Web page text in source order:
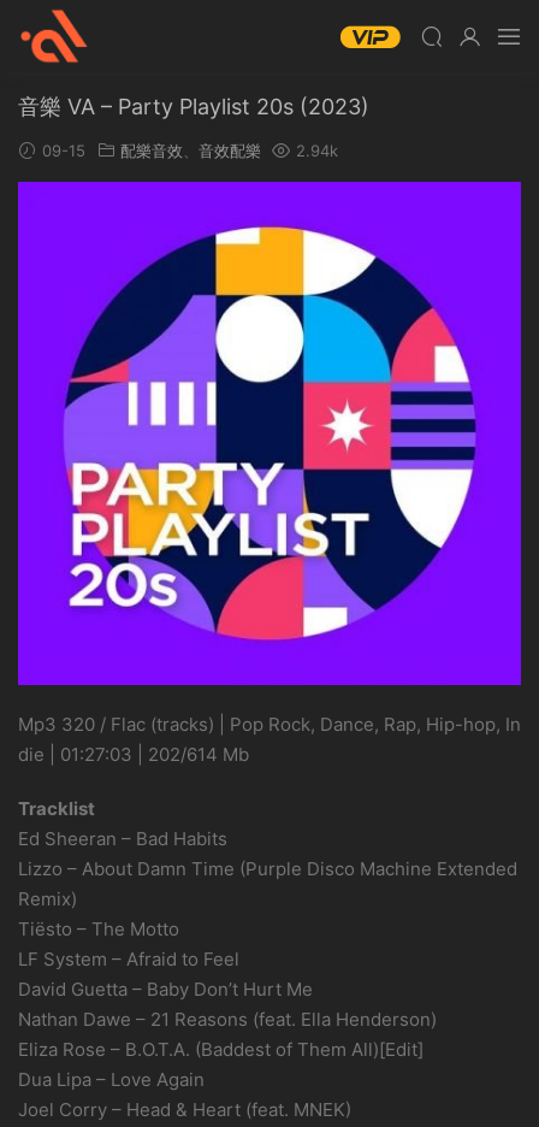
音樂 VA – Party Playlist 20s (2023)
09-15 配樂音效 音效配樂 2.94k
Mp3 320 / Flac (tracks) | Pop Rock, Dance, Rap, Hip-hop, In
die | 01:27:03 | 202/614 Mb
Tracklist
Ed Sheeran – Bad Habits
Lizzo – About Damn Time (Purple Disco Machine Extended
Remix)
Tiësto – The Motto
LF System – Afraid to Feel
David Guetta – Baby Don’t Hurt Me
Nathan Dawe – 21 Reasons (feat. Ella Henderson)
Eliza Rose – B.O.T.A. (Baddest of Them All)[Edit]
Dua Lipa – Love Again
Joel Corry – Head & Heart (feat. MNEK)